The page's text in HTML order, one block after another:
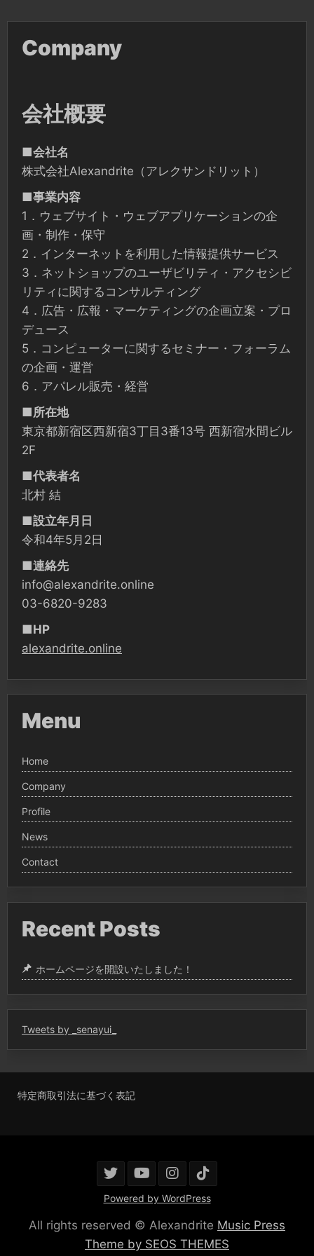
Company
会社概要
■会社名
株式会社Alexandrite（アレクサンドリット）
■事業内容
1．ウェブサイト・ウェブアプリケーションの企
画・制作・保守
2．インターネットを利用した情報提供サービス
3．ネットショップのユーザビリティ・アクセシビ
リティに関するコンサルティング
4．広告・広報・マーケティングの企画立案・プロ
デュース
5．コンピューターに関するセミナー・フォーラム
の企画・運営
6．アパレル販売・経営
■ 所在地
東京都新宿区西新宿3丁目3番13号 西新宿水間ビル
2F
■代表者名
北村 結
■設立年月日
令和4年5月2日
■連絡先
info@alexandrite.online
03-6820-9283
■HP
alexandrite.online
Menu
Home
Company
Profile
News
Contact
Recent Posts
ホームページを開設いたしました！
Tweets by _senayui_
特定商取引法に基づく表記
Powered by WordPress
All rights reserved © Alexandrite Music Press
Theme by SEOS THEMES